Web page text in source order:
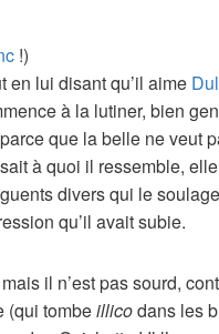
!)
en lui disant qu’il aime
à la lutiner, bien
que la belle ne veut
à quoi il ressemble, elle
divers qui le
qu’il avait subie.
il n’est pas sourd,
(qui tombeillicodans les